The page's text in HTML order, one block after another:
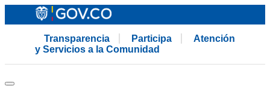
Transparencia Participa
Atención
y Servicios a la Comunidad